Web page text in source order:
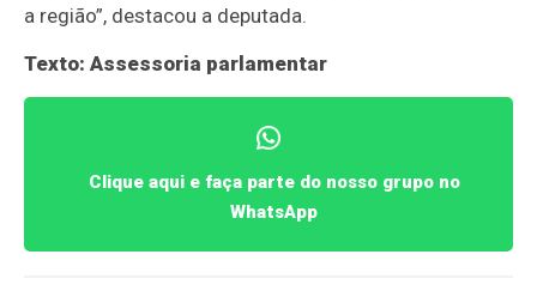
a região”, destacou a deputada.
Texto: Assessoria parlamentar
Clique aqui e faça parte do nosso grupo no
WhatsApp